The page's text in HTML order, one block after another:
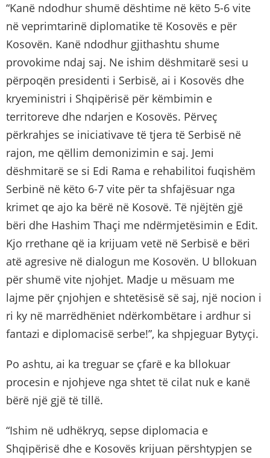
“Kanë ndodhur shumë dështime në këto 5-6 vite
në veprimtarinë diplomatike të Kosovës e për
Kosovën. Kanë ndodhur gjithashtu shume
provokime ndaj saj. Ne ishim dëshmitarë sesi u
përpoqën presidenti i Serbisë, ai i Kosovës dhe
kryeministri i Shqipërisë për këmbimin e
territoreve dhe ndarjen e Kosovës. Përveç
përkrahjes se iniciativave të tjera të Serbisë në
rajon, me qëllim demonizimin e saj. Jemi
dëshmitarë se si Edi Rama e rehabilitoi fuqishëm
Serbinë në këto 6-7 vite për ta shfajësuar nga
krimet qe ajo ka bërë në Kosovë. Të njëjtën gjë
bëri dhe Hashim Thaçi me ndërmjetësimin e Edit.
Kjo rrethane që ia krijuam vetë në Serbisë e bëri
atë agresive në dialogun me Kosovën. U bllokuan
për shumë vite njohjet. Madje u mësuam me
lajme për çnjohjen e shtetësisë së saj, një nocion i
ri ky në marrëdhëniet ndërkombëtare i ardhur si
fantazi e diplomacisë serbe!”, ka shpjeguar Bytyçi.
Po ashtu, ai ka treguar se çfarë e ka bllokuar
procesin e njohjeve nga shtet të cilat nuk e kanë
bërë një gjë të tillë.
“Ishim në udhëkryq, sepse diplomacia e
Shqipërisë dhe e Kosovës krijuan përshtypjen se